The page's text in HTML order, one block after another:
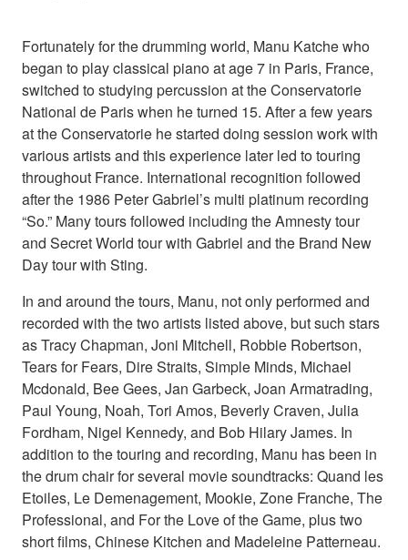
Fortunately for the drumming world, Manu Katche who
began to play classical piano at age 7 in Paris, France,
switched to studying percussion at the Conservatorie
National de Paris when he turned 15. After a few years
at the Conservatorie he started doing session work with
various artists and this experience later led to touring
throughout France. International recognition followed
after the 1986 Peter Gabriel’s multi platinum recording
“So.” Many tours followed including the Amnesty tour
and Secret World tour with Gabriel and the Brand New
Day tour with Sting.
In and around the tours, Manu, not only performed and
recorded with the two artists listed above, but such stars
as Tracy Chapman, Joni Mitchell, Robbie Robertson,
Tears for Fears, Dire Straits, Simple Minds, Michael
Mcdonald, Bee Gees, Jan Garbeck, Joan Armatrading,
Paul Young, Noah, Tori Amos, Beverly Craven, Julia
Fordham, Nigel Kennedy, and Bob Hilary James. In
addition to the touring and recording, Manu has been in
the drum chair for several movie soundtracks: Quand les
Etoiles, Le Demenagement, Mookie, Zone Franche, The
Professional, and For the Love of the Game, plus two
short films, Chinese Kitchen and Madeleine Patterneau.